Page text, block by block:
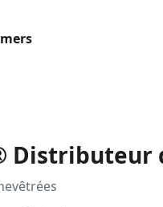
Distributeur